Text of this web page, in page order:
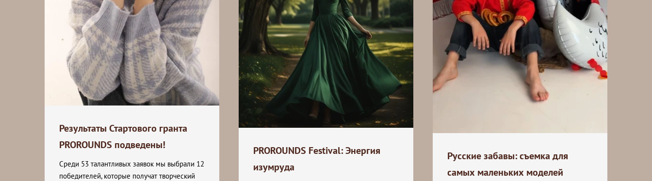
Результаты Стартового гранта
PROROUNDS подведены!
Среди 53 талантливых заявок мы выбрали 12
победителей, которые получат творческий
PROROUNDS Festival: Энергия
изумруда
Русские забавы: съемка для
самых маленьких моделей